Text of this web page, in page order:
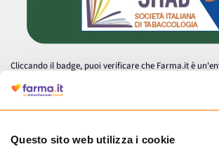
Questo sito web utilizza i cookie
Cliccando il badge, puoi verificare che Farma.it è
autorizzata dal Ministero della Salute a effettuare la
medicinali.